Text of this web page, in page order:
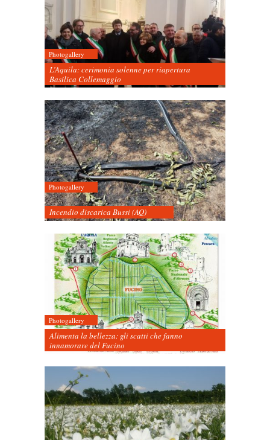
Photogallery
L’Aquila: cerimonia solenne per riapertura
Basilica Collemaggio
Photogallery
Incendio discarica Bussi (AQ)
Photogallery
Alimenta la bellezza: gli scatti che fanno
innamorare del Fucino